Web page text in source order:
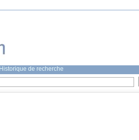
Historique de recherche